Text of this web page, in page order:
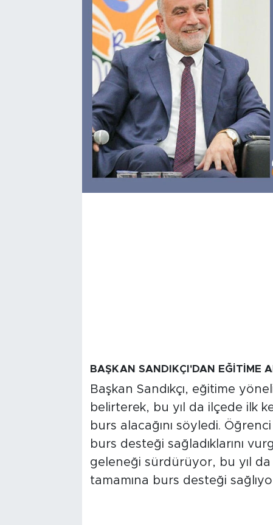
BAŞKAN SANDIKÇI'DAN EĞİTİME
Başkan Sandıkçı, eğitime
belirterek, bu yıl da ilçede ilk
burs alacağını söyledi.
burs desteği sağladıklarını
geleneği sürdürüyor, bu yıl
tamamına burs desteği